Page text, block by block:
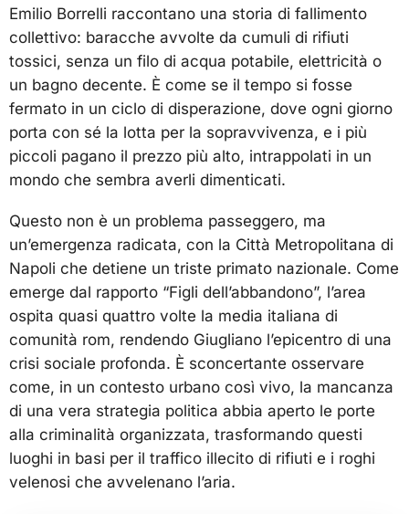
Emilio Borrelli raccontano una storia di fallimento
collettivo: baracche avvolte da cumuli di rifiuti
tossici, senza un filo di acqua potabile, elettricità o
un bagno decente. È come se il tempo si fosse
fermato in un ciclo di disperazione, dove ogni giorno
porta con sé la lotta per la sopravvivenza, e i più
piccoli pagano il prezzo più alto, intrappolati in un
mondo che sembra averli dimenticati.
Questo non è un problema passeggero, ma
un’emergenza radicata, con la Città Metropolitana di
Napoli che detiene un triste primato nazionale. Come
emerge dal rapporto “Figli dell’abbandono”, l’area
ospita quasi quattro volte la media italiana di
comunità rom, rendendo Giugliano l’epicentro di una
crisi sociale profonda. È sconcertante osservare
come, in un contesto urbano così vivo, la mancanza
di una vera strategia politica abbia aperto le porte
alla criminalità organizzata, trasformando questi
luoghi in basi per il traffico illecito di rifiuti e i roghi
velenosi che avvelenano l’aria.